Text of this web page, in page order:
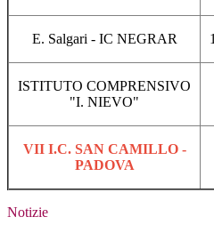
E. Salgari - IC NEGRAR
ISTITUTO COMPRENSIVO
"I. NIEVO"
VII I.C. SAN CAMILLO -
PADOVA
Notizie